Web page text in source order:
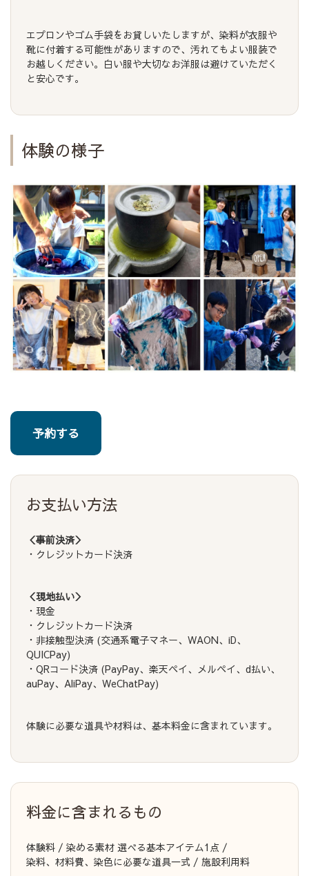
エプロンやゴム手袋をお貸しいたしますが、染料が衣服や
靴に付着する可能性がありますので、汚れてもよい服装で
お越しください。白い服や大切なお洋服は避けていただく
と安心です。
体験の様子
予約する
お支払い方法
＜事前決済＞
・クレジットカード決済
＜現地払い＞
・現金
・クレジットカード決済
・非接触型決済 (交通系電子マネー、WAON、iD、
QUICPay)
・QRコード決済 (PayPay、楽天ペイ、メルペイ、d払い、
auPay、AliPay、WeChatPay)
体験に必要な道具や材料は、基本料金に含まれています。
料金に含まれるもの
体験料 / 染める素材 選べる基本アイテム1点 /
染料、材料費、染色に必要な道具一式 / 施設利用料